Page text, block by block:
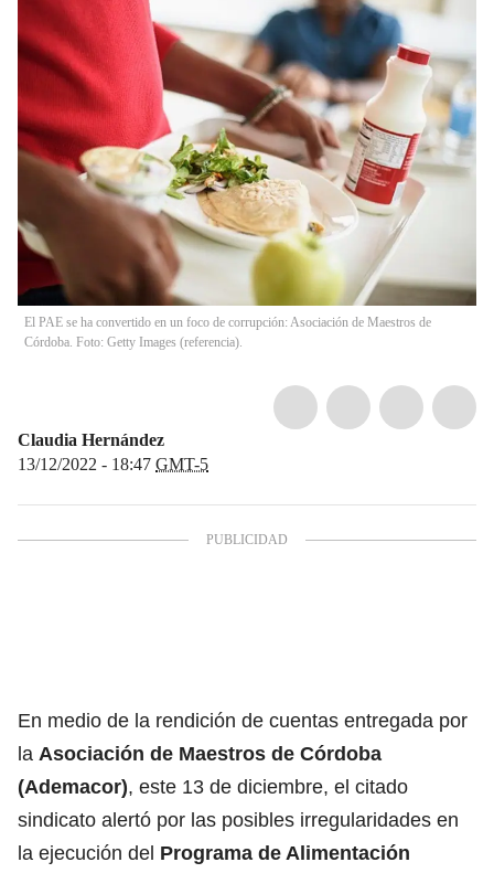
El PAE se ha convertido en un foco de corrupción: Asociación de Maestros de
Córdoba. Foto: Getty Images (referencia).
Claudia Hernández
13/12/2022 - 18:47 GMT-5
En medio de la rendición de cuentas entregada por
la Asociación de Maestros de Córdoba
(Ademacor), este 13 de diciembre, el citado
sindicato alertó por las posibles irregularidades en
la ejecución del Programa de Alimentación